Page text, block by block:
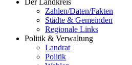
Der Landkreis
Zahlen/Daten/Fakten
Städte & Gemeinden
Regionale Links
Politik & Verwaltung
Landrat
Politik